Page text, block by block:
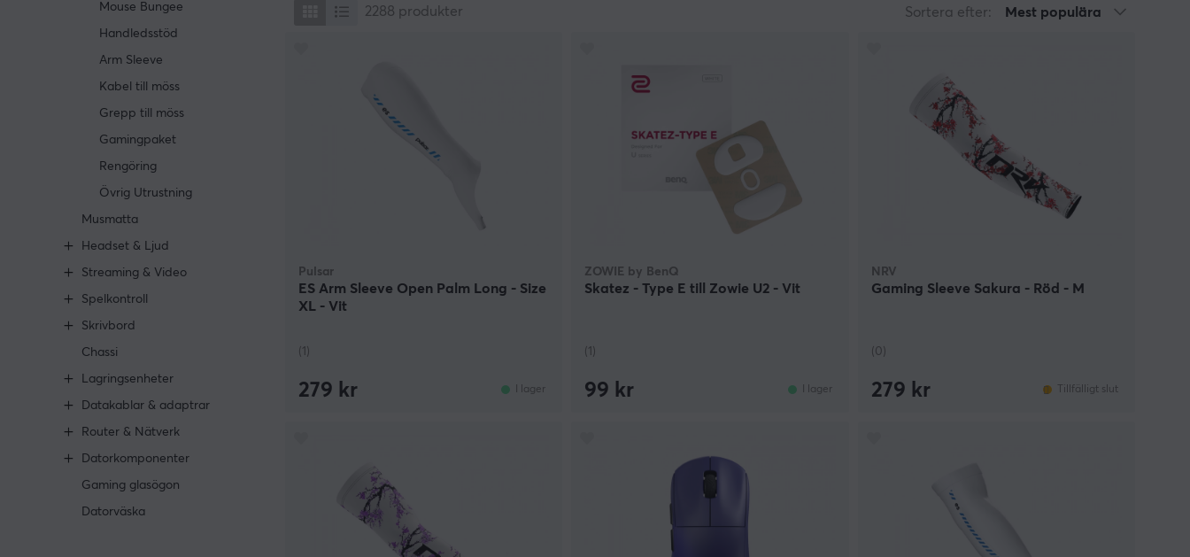
Mouse Bungee
Handledsstöd
Arm Sleeve
Kabel till möss
Grepp till möss
Gamingpaket
Rengöring
Övrig Utrustning
Musmatta
Headset & Ljud
Streaming & Video
Spelkontroll
Skrivbord
Chassi
Lagringsenheter
Datakablar & adaptrar
Router & Nätverk
Datorkomponenter
Gaming glasögon
Datorväska
2288 produkter Sortera efter: Mest populära
Pulsar
ES Arm Sleeve Open Palm Long - Size
XL - Vit
(1)
279 kr I lager
ZOWIE by BenQ
Skatez - Type E till Zowie U2 - Vit
(1)
99 kr I lager
NRV
Gaming Sleeve Sakura - Röd - M
(0)
279 kr Tillfälligt slut